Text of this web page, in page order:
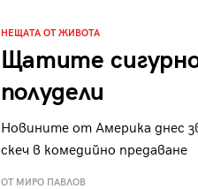
НЕЩАТА ОТ ЖИВОТА
Щатите
полудели
Новините от Америка днес
скеч в комедийно предаване
ОТ МИРО ПАВЛОВ